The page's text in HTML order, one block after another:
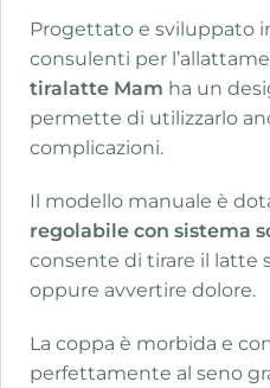
Progettato e sviluppato
consulenti per
tiralatte Mam ha un
permette di utilizzarlo
complicazioni.
Il modello manuale è
regolabile con sistema
consente di tirare il latte
oppure avvertire dolore.
La coppa è morbida e
perfettamente al seno